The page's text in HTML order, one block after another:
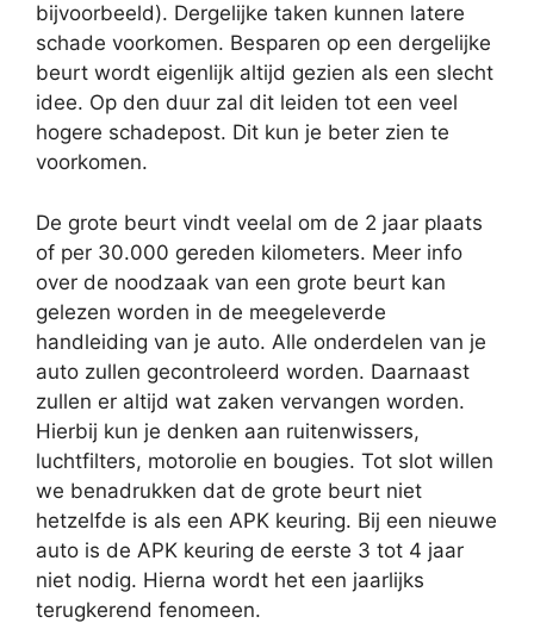
bijvoorbeeld). Dergelijke taken kunnen latere
schade voorkomen. Besparen op een dergelijke
beurt wordt eigenlijk altijd gezien als een slecht
idee. Op den duur zal dit leiden tot een veel
hogere schadepost. Dit kun je beter zien te
voorkomen.
De grote beurt vindt veelal om de 2 jaar plaats
of per 30.000 gereden kilometers. Meer info
over de noodzaak van een grote beurt kan
gelezen worden in de meegeleverde
handleiding van je auto. Alle onderdelen van je
auto zullen gecontroleerd worden. Daarnaast
zullen er altijd wat zaken vervangen worden.
Hierbij kun je denken aan ruitenwissers,
luchtfilters, motorolie en bougies. Tot slot willen
we benadrukken dat de grote beurt niet
hetzelfde is als een APK keuring. Bij een nieuwe
auto is de APK keuring de eerste 3 tot 4 jaar
niet nodig. Hierna wordt het een jaarlijks
terugkerend fenomeen.